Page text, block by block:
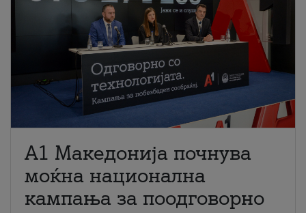
A1 Македонија почнува
моќна национална
кампања за поодговорно